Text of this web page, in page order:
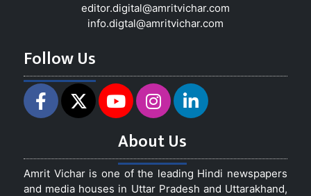
editor.digital@amritvichar.com
info.digtal@amritvichar.com
Follow Us
About Us
Amrit Vichar is one of the leading Hindi newspapers
and media houses in Uttar Pradesh and Uttarakhand,